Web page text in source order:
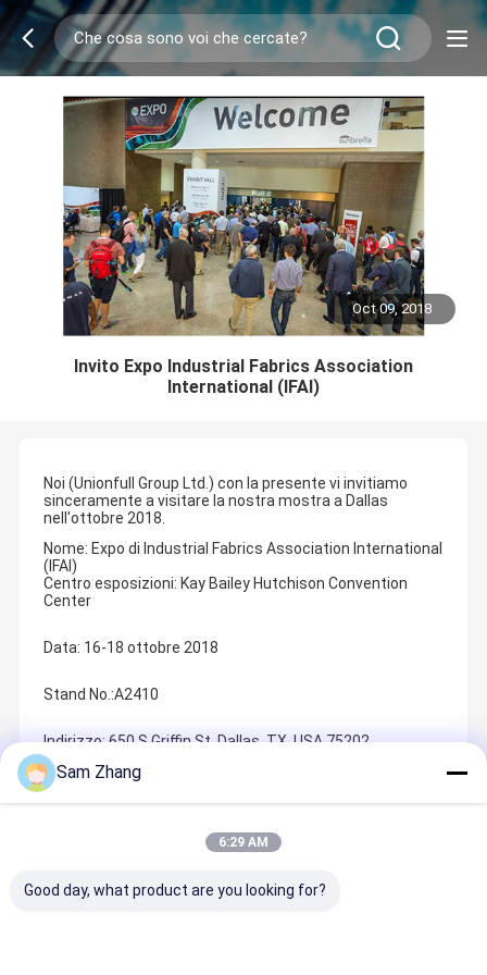
Oct 09, 2018
Invito Expo Industrial Fabrics Association
International (IFAI)
Noi (Unionfull Group Ltd.) con la presente vi invitiamo
sinceramente a visitare la nostra mostra a Dallas
nell'ottobre 2018.
Nome: Expo di Industrial Fabrics Association International
(IFAI)
Centro esposizioni: Kay Bailey Hutchison Convention
Center
Data: 16-18 ottobre 2018
Stand No.:A2410
Indirizzo: 650 S Griffin St, Dallas, TX, USA 75202
Sam Zhang
6:29 AM
Good day, what product are you looking for?